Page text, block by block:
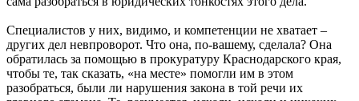
Специалистов у них, видимо, и компетенции не хватает –
других дел невпроворот. Что она, по-вашему, сделала? Она
обратилась за помощью в прокуратуру Краснодарского края,
чтобы те, так сказать, «на месте» помогли им в этом
разобраться, были ли нарушения закона в той речи их